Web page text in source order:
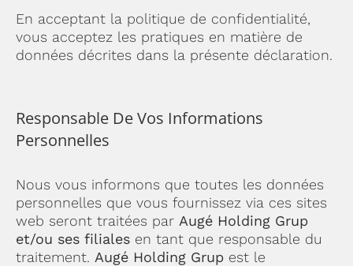
En acceptant la politique de confidentialité,
vous acceptez les pratiques en matière de
données décrites dans la présente déclaration.
Responsable De Vos Informations
Personnelles
Nous vous informons que toutes les données
personnelles que vous fournissez via ces sites
web seront traitées par Augé Holding Grup
et/ou ses filiales en tant que responsable du
traitement. Augé Holding Grup est le